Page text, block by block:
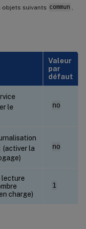
objets suivants commun
Valeur
par
défaut
le
no
(activer la
no
lecture
charge)
1